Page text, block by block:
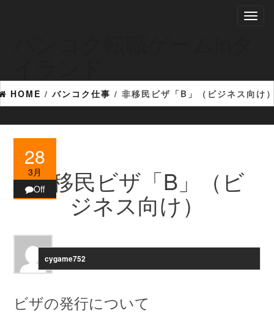
HOME / バンコク仕事 / 非移民ビザ「B」（ビジネス向け
28
3月
Off
非移民ビザ「B」（ビ
ジネス向け）
cygame752
ビザの発行について